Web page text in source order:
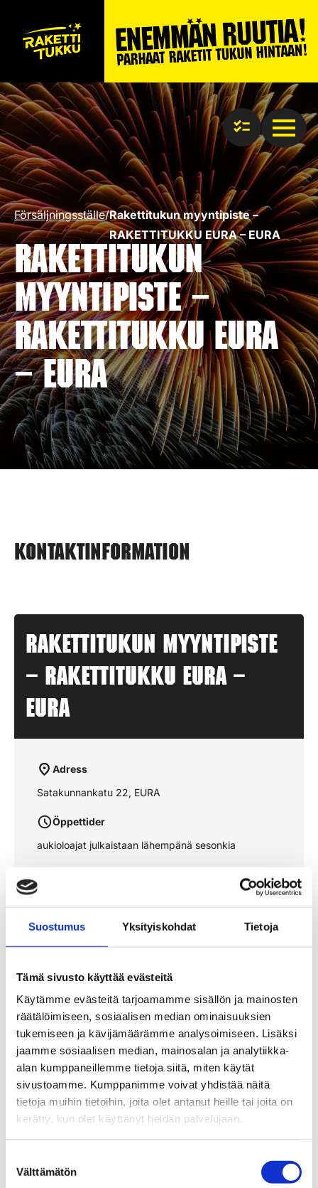
Suostumus Yksityiskohdat Tietoja
Tämä sivusto käyttää evästeitä
Käytämme evästeitä tarjoamamme sisällön ja mainosten
räätälöimiseen, sosiaalisen median ominaisuuksien
tukemiseen ja kävijämäärämme analysoimiseen. Lisäksi
jaamme sosiaalisen median, mainosalan ja analytiikka-
alan kumppaneillemme tietoja siitä, miten käytät
sivustoamme. Kumppanimme voivat yhdistää näitä
tietoja muihin tietoihin, joita olet antanut heille tai joita on
kerätty, kun olet käyttänyt heidän palvelujaan.
valinta
Välttämätön
Försäljningsställe/Rakettitukun myyntipiste –
RAKETTITUKKU EURA – EURA
Rakettitukun
myyntipiste –
RAKETTITUKKU EURA
– EURA
Kontaktinformation
Rakettitukun myyntipiste
– RAKETTITUKKU EURA –
EURA
Adress
Satakunnankatu 22, EURA
Öppettider
aukioloajat julkaistaan lähempänä sesonkia
Se rutten på kartan